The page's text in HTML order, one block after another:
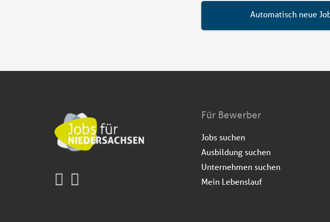
Automatisch neue
Für Bewerber
Jobs suchen
Ausbildung suchen
Unternehmen suchen
Mein Lebenslauf